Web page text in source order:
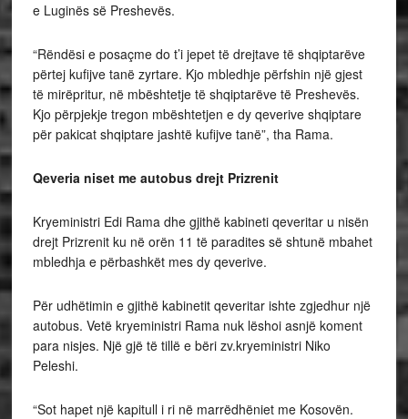
e Luginës së Preshevës.
“Rëndësi e posaçme do t’i jepet të drejtave të shqiptarëve
përtej kufijve tanë zyrtare. Kjo mbledhje përfshin një gjest
të mirëpritur, në mbështetje të shqiptarëve të Preshevës.
Kjo përpjekje tregon mbështetjen e dy qeverive shqiptare
për pakicat shqiptare jashtë kufijve tanë”, tha Rama.
Qeveria niset me autobus drejt Prizrenit
Kryeministri Edi Rama dhe gjithë kabineti qeveritar u nisën
drejt Prizrenit ku në orën 11 të paradites së shtunë mbahet
mbledhja e përbashkët mes dy qeverive.
Për udhëtimin e gjithë kabinetit qeveritar ishte zgjedhur një
autobus. Vetë kryeministri Rama nuk lëshoi asnjë koment
para nisjes. Një gjë të tillë e bëri zv.kryeministri Niko
Peleshi.
“Sot hapet një kapitull i ri në marrëdhëniet me Kosovën.